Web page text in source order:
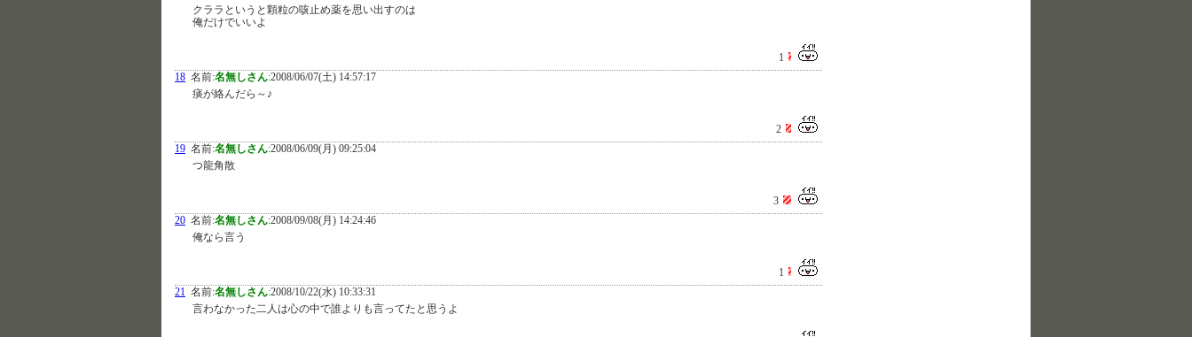
クララというと顆粒の咳止め薬を思い出すのは
俺だけでいいよ
1
18 名前:名無しさん:2008/06/07(土) 14:57:17
痰が絡んだら～♪
2
19 名前:名無しさん:2008/06/09(月) 09:25:04
つ龍角散
3
20 名前:名無しさん:2008/09/08(月) 14:24:46
俺なら言う
1
21 名前:名無しさん:2008/10/22(水) 10:33:31
言わなかった二人は心の中で誰よりも言ってたと思うよ